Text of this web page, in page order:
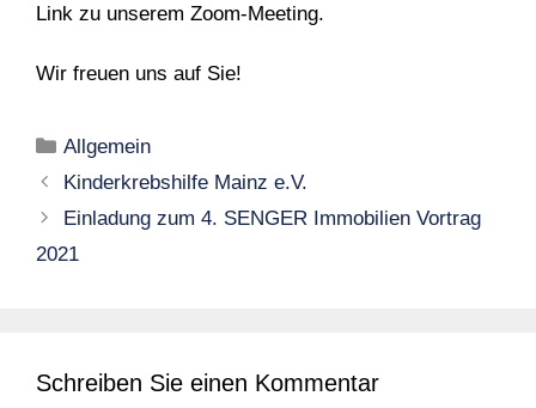
Link zu unserem Zoom-Meeting.
Wir freuen uns auf Sie!
Kategorien
Allgemein
Kinderkrebshilfe Mainz e.V.
Einladung zum 4. SENGER Immobilien Vortrag
2021
Schreiben Sie einen Kommentar